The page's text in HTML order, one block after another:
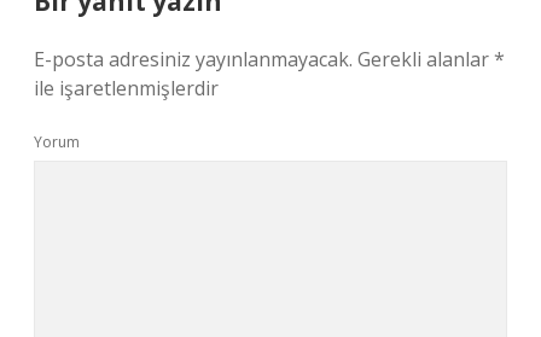
E-posta adresiniz yayınlanmayacak. Gerekli alanlar*
ile işaretlenmişlerdir
Yorum